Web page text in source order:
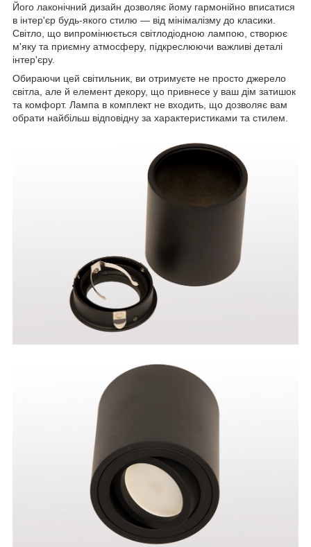
Його лаконічний дизайн дозволяє йому гармонійно вписатися
в інтер'єр будь-якого стилю — від мінімалізму до класики.
Світло, що випромінюється світлодіодною лампою, створює
м'яку та приємну атмосферу, підкреслюючи важливі деталі
інтер'єру.
Обираючи цей світильник, ви отримуєте не просто джерело
світла, але й елемент декору, що привнесе у ваш дім затишок
та комфорт. Лампа в комплект не входить, що дозволяє вам
обрати найбільш відповідну за характеристиками та стилем.